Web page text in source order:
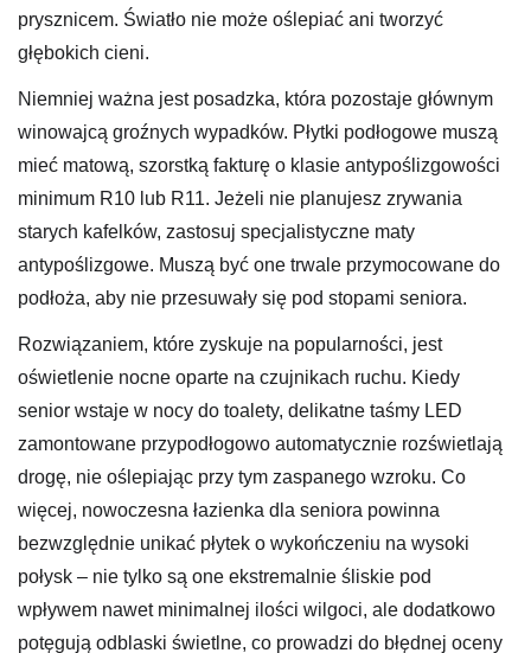
prysznicem. Światło nie może oślepiać ani tworzyć
głębokich cieni.
Niemniej ważna jest posadzka, która pozostaje głównym
winowajcą groźnych wypadków. Płytki podłogowe muszą
mieć matową, szorstką fakturę o klasie antypoślizgowości
minimum R10 lub R11. Jeżeli nie planujesz zrywania
starych kafelków, zastosuj specjalistyczne maty
antypoślizgowe. Muszą być one trwale przymocowane do
podłoża, aby nie przesuwały się pod stopami seniora.
Rozwiązaniem, które zyskuje na popularności, jest
oświetlenie nocne oparte na czujnikach ruchu. Kiedy
senior wstaje w nocy do toalety, delikatne taśmy LED
zamontowane przypodłogowo automatycznie rozświetlają
drogę, nie oślepiając przy tym zaspanego wzroku. Co
więcej, nowoczesna łazienka dla seniora powinna
bezwzględnie unikać płytek o wykończeniu na wysoki
połysk – nie tylko są one ekstremalnie śliskie pod
wpływem nawet minimalnej ilości wilgoci, ale dodatkowo
potęgują odblaski świetlne, co prowadzi do błędnej oceny